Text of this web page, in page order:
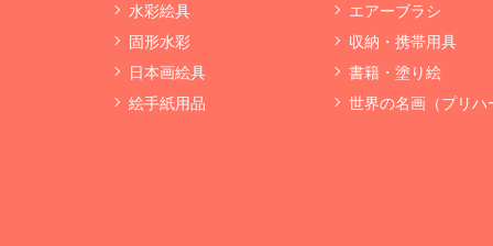
水彩絵具
固形水彩
日本画絵具
絵手紙用品
エアーブラシ
収納・携帯用具
書籍・塗り絵
世界の名画（プリハ